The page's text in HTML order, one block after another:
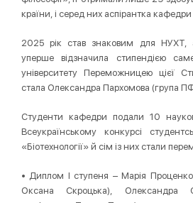
країни, і серед них аспірантка
2025 рік став знаковим для НУХТ,
уперше відзначила стипендією
університету Переможницею цієї
стала Олександра Пархомова (група
Студенти кафедри подали 10
Всеукраїнському конкурсі
«Біотехнології» й сім із них стали
• Диплом І ступеня – Марія
Оксана Скроцька), Олександра